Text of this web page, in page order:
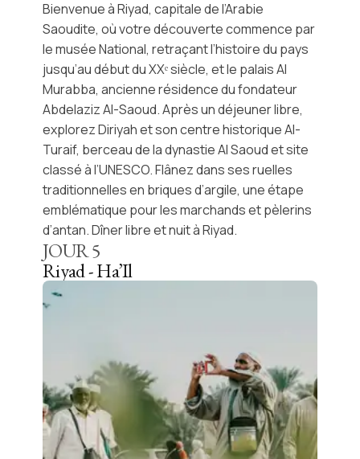
Bienvenue àRiyad, capitale de l’Arabie
Saoudite, où votre découverte commence par
lemusée National, retraçant l’histoire du pays
jusqu’au début du XXᵉ siècle, et le palaisAl
Murabba, ancienne résidence du fondateur
Abdelaziz Al-Saoud. Après un déjeuner libre,
explorezDiriyahet son centre historiqueAl-
Turaif, berceau de la dynastieAl Saoudet site
classé à l’UNESCO. Flânez dans ses ruelles
traditionnelles en briques d’argile, une étape
emblématique pour les marchands et pèlerins
d’antan. Dîner libre et nuit à Riyad.
JOUR5
Riyad - Ha’Il